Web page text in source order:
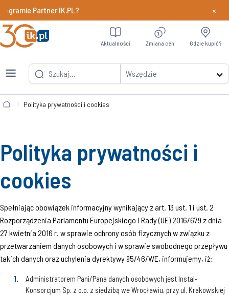
Partner IK.PL? Dowiedz
×
Wszędzie
Aktualności Zmiana cen Gdzie kupić?
Polityka prywatności i cookies
Polityka prywatności i
cookies
Spełniając obowiązek informacyjny wynikający z art. 13 ust. 1 i ust. 2
Rozporządzenia Parlamentu Europejskiego i Rady (UE) 2016/679 z dnia
27 kwietnia 2016 r. w sprawie ochrony osób fizycznych w związku z
przetwarzaniem danych osobowych i w sprawie swobodnego przepływu
takich danych oraz uchylenia dyrektywy 95/46/WE, informujemy, iż:
Administratorem Pani/Pana danych osobowych jest Instal-
Konsorcjum Sp. z o.o. z siedzibą we Wrocławiu, przy ul. Krakowskiej